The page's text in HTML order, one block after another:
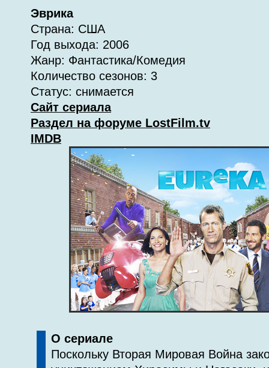
Эврика
Страна: США
Год выхода: 2006
Жанр: Фантастика/Комедия
Количество сезонов: 3
Статус: снимается
Сайт сериала
Раздел на форуме LostFilm.tv
IMDB
О сериале
Поскольку Вторая Мировая Война